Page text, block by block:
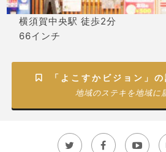
横須賀中央駅 徒歩2分
66インチ
 「よこすかビジョン」
地域のステキを地域に
  